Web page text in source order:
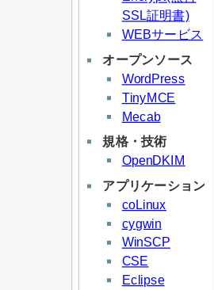
SSL証明書)
WEBサービス
オープンソース
WordPress
TinyMCE
Mecab
規格・技術
OpenDKIM
アプリケーション
coLinux
cygwin
WinSCP
CSE
Eclipse